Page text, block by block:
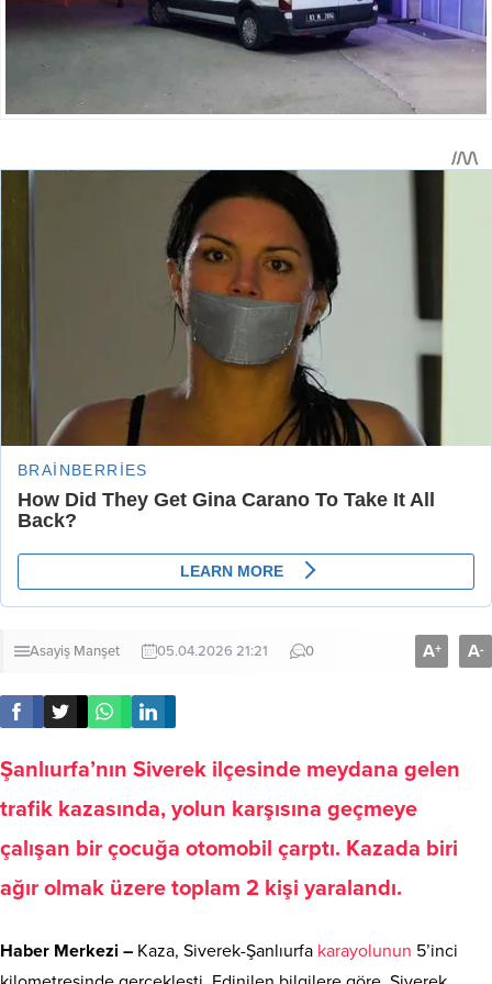
Asayiş Manşet 05.04.2026 21:21 0 A+ A-
Şanlıurfa’nın Siverek ilçesinde meydana gelen
trafik kazasında, yolun karşısına geçmeye
çalışan bir çocuğa otomobil çarptı. Kazada biri
ağır olmak üzere toplam 2 kişi yaralandı.
Haber Merkezi – Kaza, Siverek-Şanlıurfa karayolunun 5’inci